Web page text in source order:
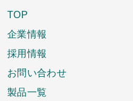
TOP
企業情報
採用情報
お問い合わせ
製品一覧